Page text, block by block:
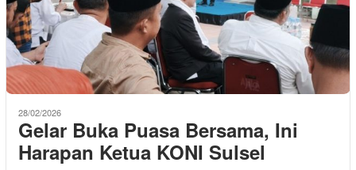
28/02/2026
Gelar Buka Puasa Bersama, Ini
Harapan Ketua KONI Sulsel